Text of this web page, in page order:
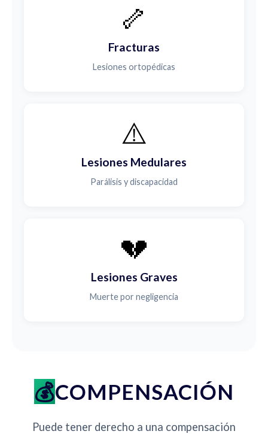
🦴
Fracturas
Lesiones ortopédicas
⚠️
Lesiones Medulares
Parálisis y discapacidad
💔
Lesiones Graves
Muerte por negligencia
COMPENSACIÓN
Puede tener derecho a una compensación